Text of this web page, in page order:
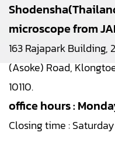
microscope from
163 Rajapark Building,
(Asoke) Road,
10110.
office hours :
Closing time :